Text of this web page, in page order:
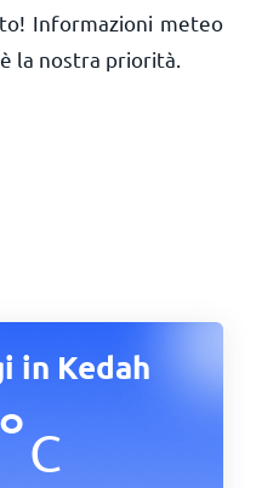
Informazioni meteo
la nostra priorità.
in Kedah
°C